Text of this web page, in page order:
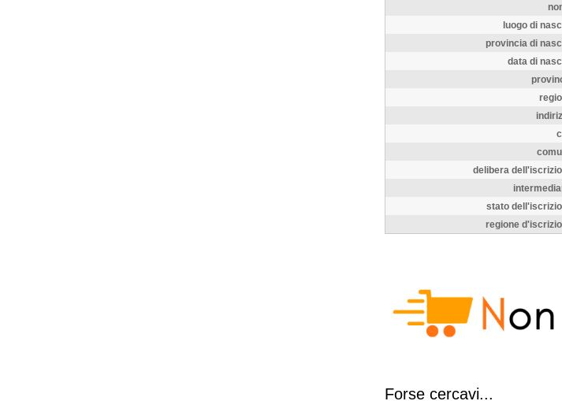
luogo di
provincia di
data di
delibera
stato
regione
Forse cercavi...